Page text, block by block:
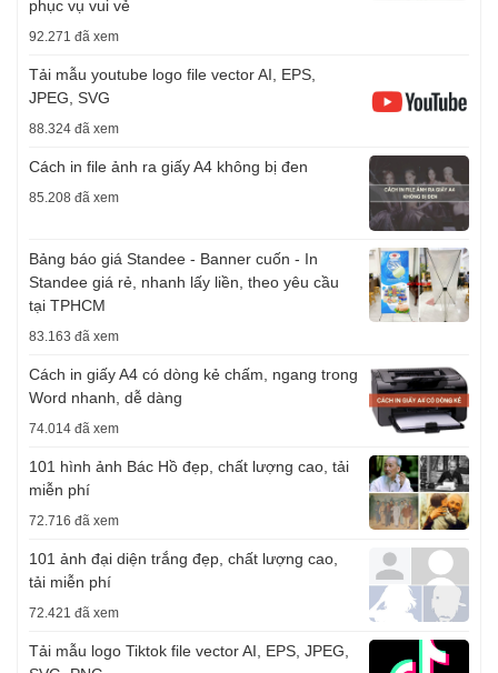
phục vụ vui vẻ
92.271 đã xem
Tải mẫu youtube logo file vector AI, EPS,
JPEG, SVG
88.324 đã xem
Cách in file ảnh ra giấy A4 không bị đen
85.208 đã xem
Bảng báo giá Standee - Banner cuốn - In
Standee giá rẻ, nhanh lấy liền, theo yêu cầu
tại TPHCM
83.163 đã xem
Cách in giấy A4 có dòng kẻ chấm, ngang trong
Word nhanh, dễ dàng
74.014 đã xem
101 hình ảnh Bác Hồ đẹp, chất lượng cao, tải
miễn phí
72.716 đã xem
101 ảnh đại diện trắng đẹp, chất lượng cao,
tải miễn phí
72.421 đã xem
Tải mẫu logo Tiktok file vector AI, EPS, JPEG,